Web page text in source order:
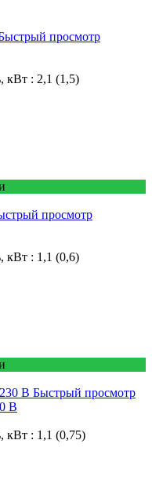
просмотр
кВт : 2,1 (1,5)
просмотр
кВт : 1,1 (0,6)
Быстрый просмотр
В
кВт : 1,1 (0,75)